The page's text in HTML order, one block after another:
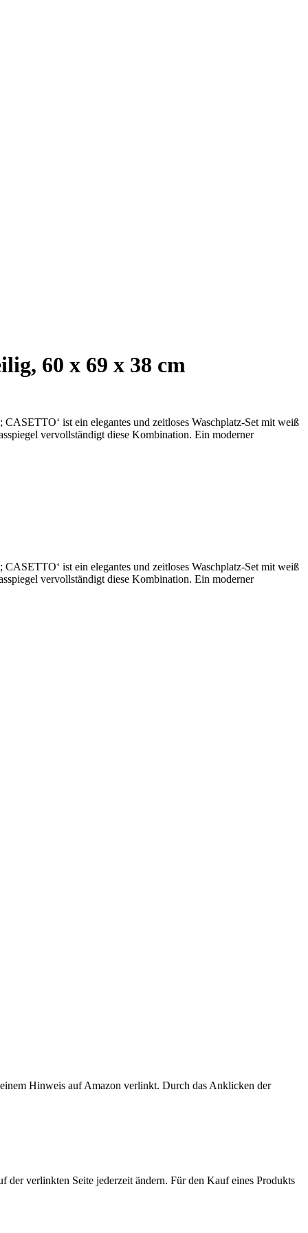
60 x 69 x 38 cm
ist ein elegantes und zeitloses Waschplatz-Set mit weiß
vervollständigt diese Kombination. Ein moderner
ist ein elegantes und zeitloses Waschplatz-Set mit weiß
vervollständigt diese Kombination. Ein moderner
Hinweis auf Amazon verlinkt. Durch das Anklicken der
der verlinkten Seite jederzeit ändern. Für den Kauf eines Produkts